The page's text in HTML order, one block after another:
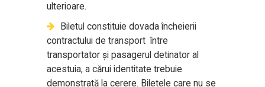
ulterioare.
Biletul constituie dovada încheierii
contractului de transport între
transportator şi pasagerul detinator al
acestuia, a cărui identitate trebuie
demonstrată la cerere. Biletele care nu se